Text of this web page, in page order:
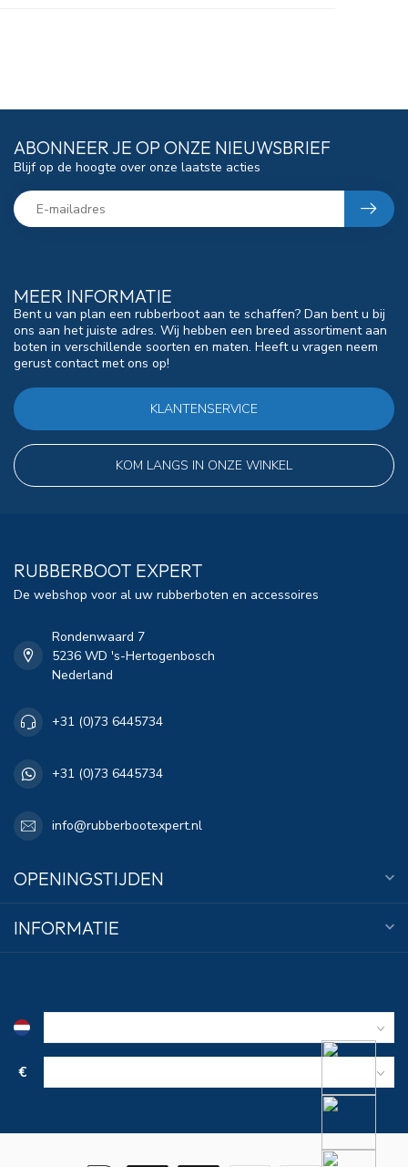
MEER INFORMATIE
Bent u van plan een rubberboot aan te schaffen? Dan bent u bij
ons aan het juiste adres. Wij hebben een breed assortiment aan
boten in verschillende soorten en maten. Heeft u vragen neem
gerust contact met ons op!
KLANTENSERVICE
KOM LANGS IN ONZE WINKEL
ABONNEER JE OP ONZE NIEUWSBRIEF
Blijf op de hoogte over onze laatste acties
RUBBERBOOT EXPERT
De webshop voor al uw rubberboten en accessoires
Rondenwaard 7
5236 WD 's-Hertogenbosch
Nederland
+31 (0)73 6445734
+31 (0)73 6445734
info@rubberbootexpert.nl
OPENINGSTIJDEN
INFORMATIE
€